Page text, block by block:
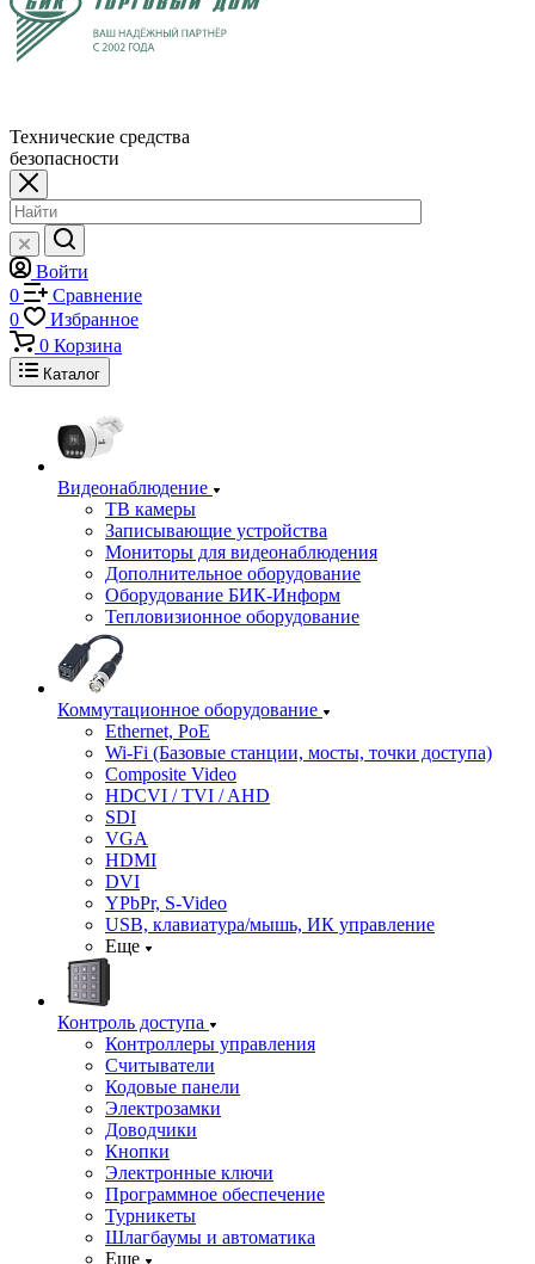
Технические средства
безопасности
Войти
0
Сравнение
0
Избранное
0 Корзина
Каталог
Видеонаблюдение
ТВ камеры
Записывающие устройства
Мониторы для видеонаблюдения
Дополнительное оборудование
Оборудование БИК-Информ
Тепловизионное оборудование
Коммутационное оборудование
Ethernet, PoE
Wi-Fi (Базовые станции, мосты, точки доступа)
Composite Video
HDCVI / TVI / AHD
SDI
VGA
HDMI
DVI
YPbPr, S-Video
USB, клавиатура/мышь, ИК управление
Еще
Контроль доступа
Контроллеры управления
Считыватели
Кодовые панели
Электрозамки
Доводчики
Кнопки
Электронные ключи
Программное обеспечение
Турникеты
Шлагбаумы и автоматика
Еще